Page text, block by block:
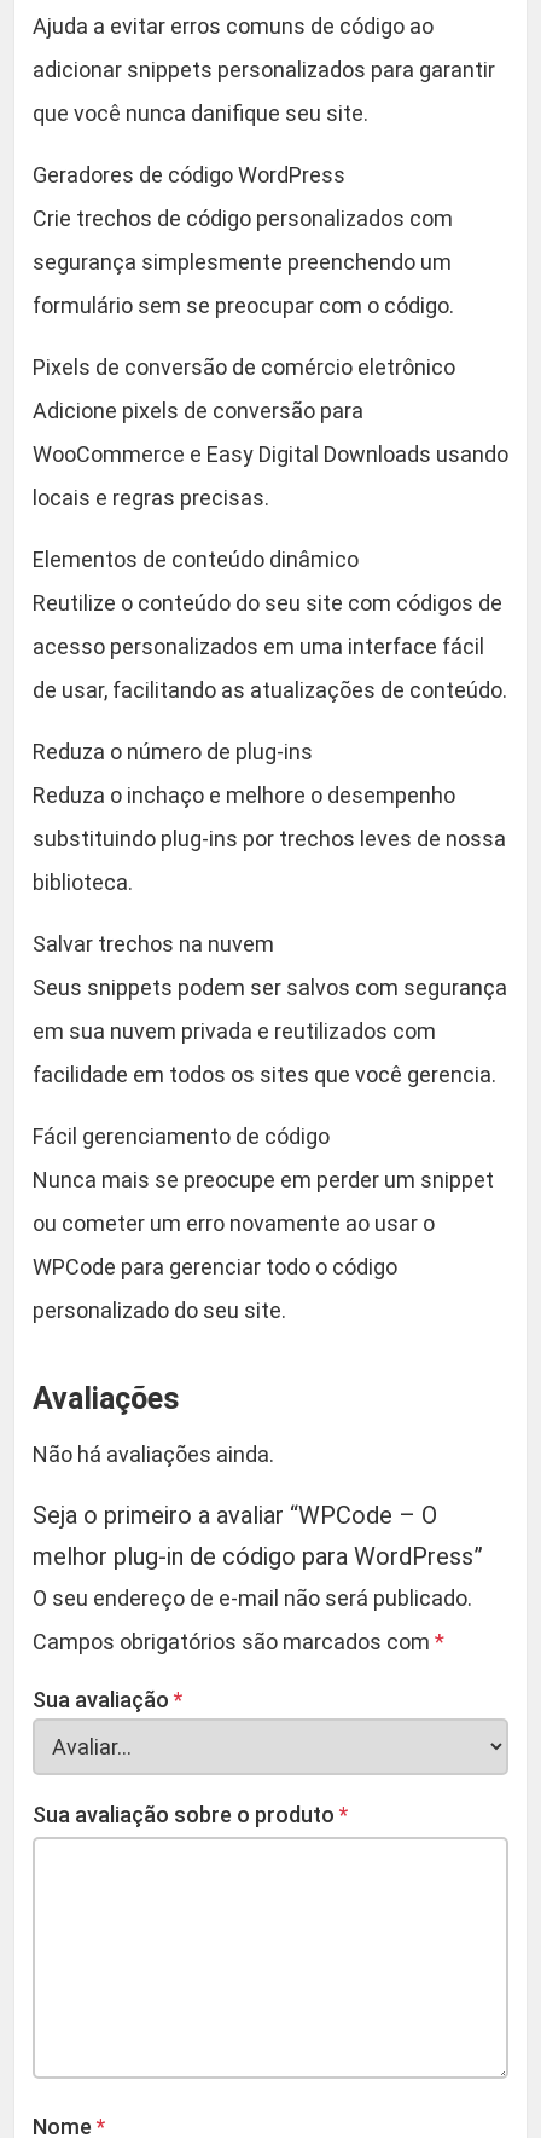
Ajuda a evitar erros comuns de código ao
adicionar snippets personalizados para garantir
que você nunca danifique seu site.
Geradores de código WordPress
Crie trechos de código personalizados com
segurança simplesmente preenchendo um
formulário sem se preocupar com o código.
Pixels de conversão de comércio eletrônico
Adicione pixels de conversão para
WooCommerce e Easy Digital Downloads usando
locais e regras precisas.
Elementos de conteúdo dinâmico
Reutilize o conteúdo do seu site com códigos de
acesso personalizados em uma interface fácil
de usar, facilitando as atualizações de conteúdo.
Reduza o número de plug-ins
Reduza o inchaço e melhore o desempenho
substituindo plug-ins por trechos leves de nossa
biblioteca.
Salvar trechos na nuvem
Seus snippets podem ser salvos com segurança
em sua nuvem privada e reutilizados com
facilidade em todos os sites que você gerencia.
Fácil gerenciamento de código
Nunca mais se preocupe em perder um snippet
ou cometer um erro novamente ao usar o
WPCode para gerenciar todo o código
personalizado do seu site.
Avaliações
Não há avaliações ainda.
Seja o primeiro a avaliar “WPCode – O
melhor plug-in de código para WordPress”
O seu endereço de e-mail não será publicado.
Campos obrigatórios são marcados com *
Sua avaliação *
Sua avaliação sobre o produto *
Nome *